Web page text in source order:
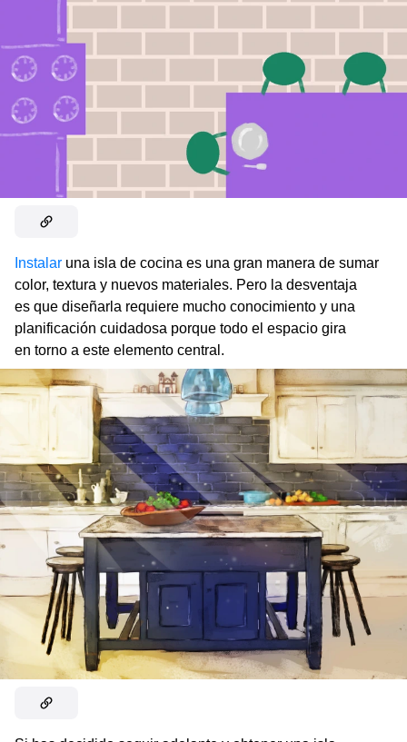
Instalar una isla de cocina es una gran manera de sumar
color, textura y nuevos materiales. Pero la desventaja
es que diseñarla requiere mucho conocimiento y una
planificación cuidadosa porque todo el espacio gira
en torno a este elemento central.